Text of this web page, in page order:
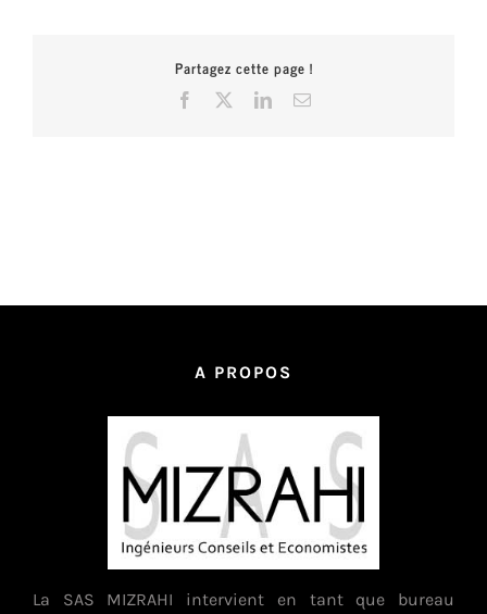
Partagez cette page !
Facebook LinkedInEmail
A PROPOS
La SAS MIZRAHI intervient en tant que bureau